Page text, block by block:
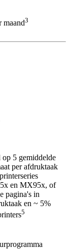
maand3
op 5 gemiddelde
per afdruktaak
en MX95x, of
pagina's in
en ~ 5%
5